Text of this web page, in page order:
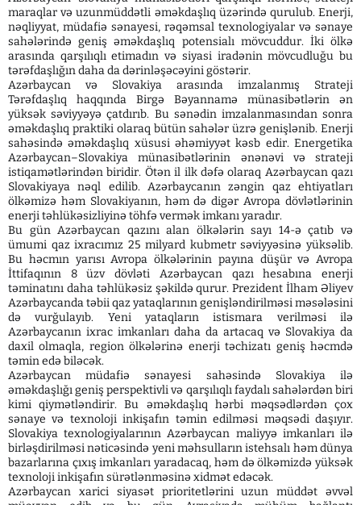
maraqlar və uzunmüddətli əməkdaşlıq üzərində qurulub. Enerji,
nəqliyyat, müdafiə sənayesi, rəqəmsal texnologiyalar və sənaye
sahələrində geniş əməkdaşlıq potensialı mövcuddur. İki ölkə
arasında qarşılıqlı etimadın və siyasi iradənin mövcudluğu bu
tərəfdaşlığın daha da dərinləşəcəyini göstərir.
Azərbaycan və Slovakiya arasında imzalanmış Strateji
Tərəfdaşlıq haqqında Birgə Bəyannamə münasibətlərin ən
yüksək səviyyəyə çatdırıb. Bu sənədin imzalanmasından sonra
əməkdaşlıq praktiki olaraq bütün sahələr üzrə genişlənib. Enerji
sahəsində əməkdaşlıq xüsusi əhəmiyyət kəsb edir. Energetika
Azərbaycan–Slovakiya münasibətlərinin ənənəvi və strateji
istiqamətlərindən biridir. Ötən il ilk dəfə olaraq Azərbaycan qazı
Slovakiyaya nəql edilib. Azərbaycanın zəngin qaz ehtiyatları
ölkəmizə həm Slovakiyanın, həm də digər Avropa dövlətlərinin
enerji təhlükəsizliyinə töhfə vermək imkanı yaradır.
Bu gün Azərbaycan qazını alan ölkələrin sayı 14-ə çatıb və
ümumi qaz ixracımız 25 milyard kubmetr səviyyəsinə yüksəlib.
Bu həcmın yarısı Avropa ölkələrinin payına düşür və Avropa
İttifaqının 8 üzv dövləti Azərbaycan qazı hesabına enerji
təminatını daha təhlükəsiz şəkildə qurur. Prezident İlham Əliyev
Azərbaycanda təbii qaz yataqlarının genişləndirilməsi məsələsini
də vurğulayıb. Yeni yataqların istismara verilməsi ilə
Azərbaycanın ixrac imkanları daha da artacaq və Slovakiya da
daxil olmaqla, region ölkələrinə enerji təchizatı geniş həcmdə
təmin edə biləcək.
Azərbaycan müdafiə sənayesi sahəsində Slovakiya ilə
əməkdaşlığı geniş perspektivli və qarşılıqlı faydalı sahələrdən biri
kimi qiymətləndirir. Bu əməkdaşlıq hərbi məqsədlərdən çox
sənaye və texnoloji inkişafın təmin edilməsi məqsədi daşıyır.
Slovakiya texnologiyalarının Azərbaycan maliyyə imkanları ilə
birləşdirilməsi nəticəsində yeni məhsulların istehsalı həm dünya
bazarlarına çıxış imkanları yaradacaq, həm də ölkəmizdə yüksək
texnoloji inkişafın sürətlənməsinə xidmət edəcək.
Azərbaycan xarici siyasət prioritetlərini uzun müddət əvvəl